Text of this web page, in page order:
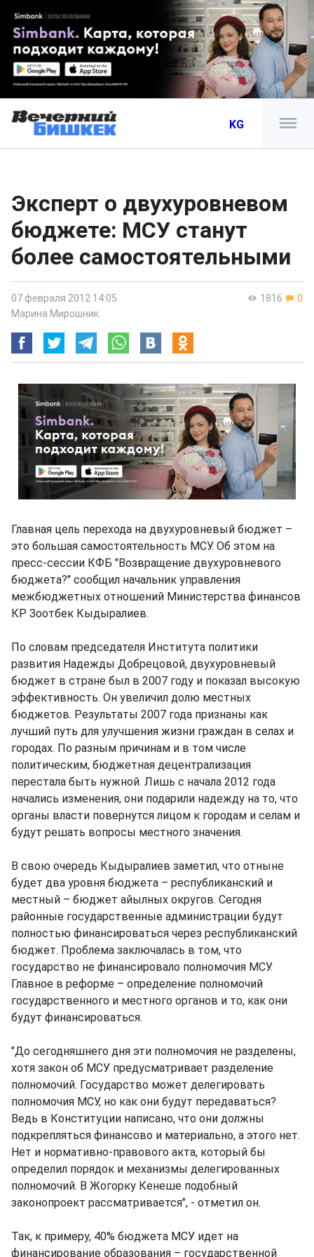
KG
Эксперт о двухуровневом
бюджете: МСУ станут
более самостоятельными
1816 0
07 февраля 2012 14:05
Марина Мирошник
Главная цель перехода на двухуровневый бюджет –
это большая самостоятельность МСУ. Об этом на
пресс-сессии КФБ "Возвращение двухуровневого
бюджета?" сообщил начальник управления
межбюджетных отношений Министерства финансов
КР Зоотбек Кыдыралиев.
По словам председателя Института политики
развития Надежды Добрецовой, двухуровневый
бюджет в стране был в 2007 году и показал высокую
эффективность. Он увеличил долю местных
бюджетов. Результаты 2007 года признаны как
лучший путь для улучшения жизни граждан в селах и
городах. По разным причинам и в том числе
политическим, бюджетная децентрализация
перестала быть нужной. Лишь с начала 2012 года
начались изменения, они подарили надежду на то, что
органы власти повернутся лицом к городам и селам и
будут решать вопросы местного значения.
В свою очередь Кыдыралиев заметил, что отныне
будет два уровня бюджета – республиканский и
местный – бюджет айылных округов. Сегодня
районные государственные администрации будут
полностью финансироваться через республиканский
бюджет. Проблема заключалась в том, что
государство не финансировало полномочия МСУ.
Главное в реформе – определение полномочий
государственного и местного органов и то, как они
будут финансироваться.
"До сегодняшнего дня эти полномочия не разделены,
хотя закон об МСУ предусматривает разделение
полномочий. Государство может делегировать
полномочия МСУ, но как они будут передаваться?
Ведь в Конституции написано, что они должны
подкрепляться финансово и материально, а этого нет.
Нет и нормативно-правового акта, который бы
определил порядок и механизмы делегированных
полномочий. В Жогорку Кенеше подобный
законопроект рассматривается", - отметил он.
Так, к примеру, 40% бюджета МСУ идет на
финансирование образования – государственной